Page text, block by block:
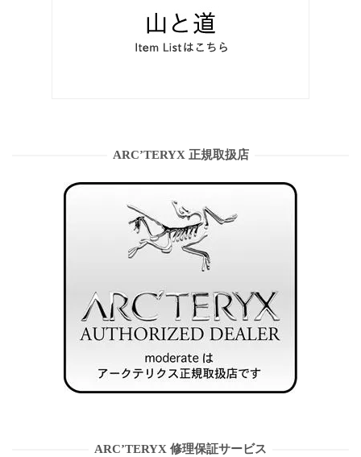
ARC’TERYX 正規取扱店
ARC’TERYX 修理保証サービス